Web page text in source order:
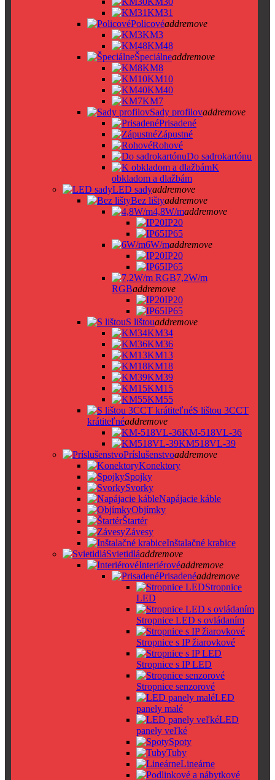
KM31
Policovéaddremove
KM3
KM48
Špeciálneaddremove
KM8
KM10
KM40
KM7
Sady profilovaddremove
Prisadené
Zápustné
Rohové
Do sadrokartónu
K
obkladom a dlažbám
LED sadyaddremove
Bez lištyaddremove
4,8W/maddremove
IP20
IP65
6W/maddremove
IP20
IP65
7,2W/m
RGBaddremove
IP20
IP65
S lištouaddremove
KM34
KM36
KM13
KM18
KM39
KM15
KM55
S lištou 3CCT
krátiteľnéaddremove
KM-518VL-36
KM518VL-39
Príslušenstvoaddremove
Konektory
Spojky
Svorky
Napájacie káble
Objímky
Štartér
Závesy
Inštalačné krabice
Svietidláaddremove
Interiérovéaddremove
Prisadenéaddremove
Stropnice
LED
Stropnice LED s ovládaním
Stropnice s IP žiarovkové
Stropnice s IP LED
Stropnice senzorové
LED
panely malé
LED
panely veľké
Spoty
Tuby
Lineárne